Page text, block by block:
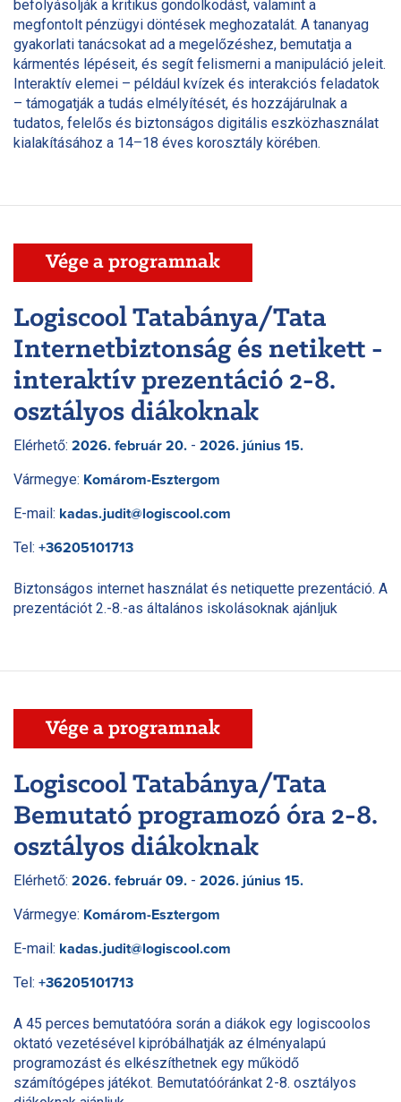
befolyásolják a kritikus gondolkodást, valamint a
megfontolt pénzügyi döntések meghozatalát. A tananyag
gyakorlati tanácsokat ad a megelőzéshez, bemutatja a
kármentés lépéseit, és segít felismerni a manipuláció jeleit.
Interaktív elemei – például kvízek és interakciós feladatok
– támogatják a tudás elmélyítését, és hozzájárulnak a
tudatos, felelős és biztonságos digitális eszközhasználat
kialakításához a 14–18 éves korosztály körében.
Vége a programnak
Logiscool Tatabánya/Tata
Internetbiztonság és netikett -
interaktív prezentáció 2-8.
osztályos diákoknak
Elérhető: 2026. február 20. - 2026. június 15.
Vármegye: Komárom-Esztergom
E-mail: kadas.judit@logiscool.com
Tel: +36205101713
Biztonságos internet használat és netiquette prezentáció. A
prezentációt 2.-8.-as általános iskolásoknak ajánljuk
Vége a programnak
Logiscool Tatabánya/Tata
Bemutató programozó óra 2-8.
osztályos diákoknak
Elérhető: 2026. február 09. - 2026. június 15.
Vármegye: Komárom-Esztergom
E-mail: kadas.judit@logiscool.com
Tel: +36205101713
A 45 perces bemutatóóra során a diákok egy logiscoolos
oktató vezetésével kipróbálhatják az élményalapú
programozást és elkészíthetnek egy működő
számítógépes játékot. Bemutatóóránkat 2-8. osztályos